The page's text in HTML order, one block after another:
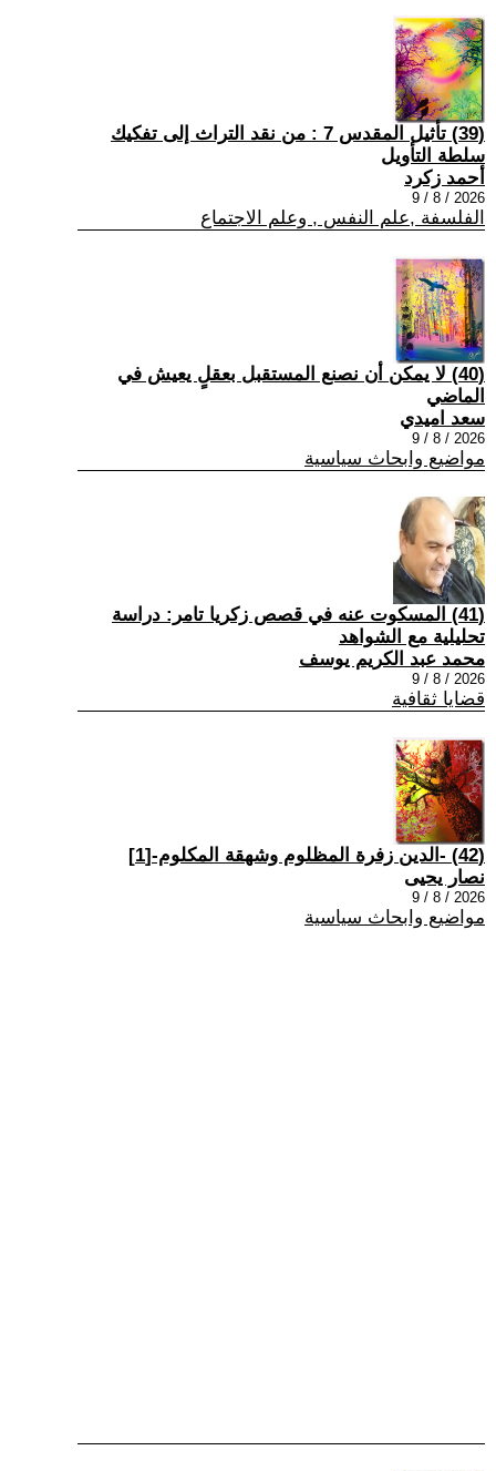
(39) تأثيل المقدس 7 : من نقد التراث إلى تفكيك
سلطة التأويل
أحمد زكرد
2026 / 8 / 9
الفلسفة ,علم النفس , وعلم الاجتماع
(40) لا يمكن أن نصنع المستقبل بعقلٍ يعيش في
الماضي
سعد اميدي
2026 / 8 / 9
مواضيع وابحاث سياسية
(41) المسكوت عنه في قصص زكريا تامر: دراسة
تحليلية مع الشواهد
محمد عبد الكريم يوسف
2026 / 8 / 9
قضايا ثقافية
(42) -الدين زفرة المظلوم وشهقة المكلوم-[1]
نصار يحيى
2026 / 8 / 9
مواضيع وابحاث سياسية